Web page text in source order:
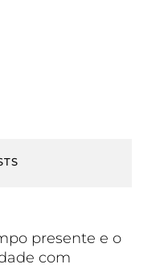
presente e o
com